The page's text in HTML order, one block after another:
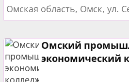
Омская область, Омск, ул.
Омский
экономический